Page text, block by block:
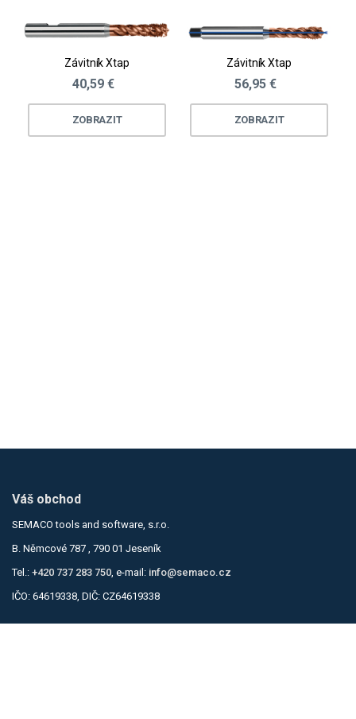
Závitník Xtap
40,59 €
ZOBRAZIT
Závitník Xtap
56,95 €
ZOBRAZIT
Váš obchod
SEMACO tools and software, s.r.o.
B. Němcové 787 , 790 01 Jeseník
Tel.: +420 737 283 750, e-mail: info@semaco.cz
IČO: 64619338, DIČ: CZ64619338